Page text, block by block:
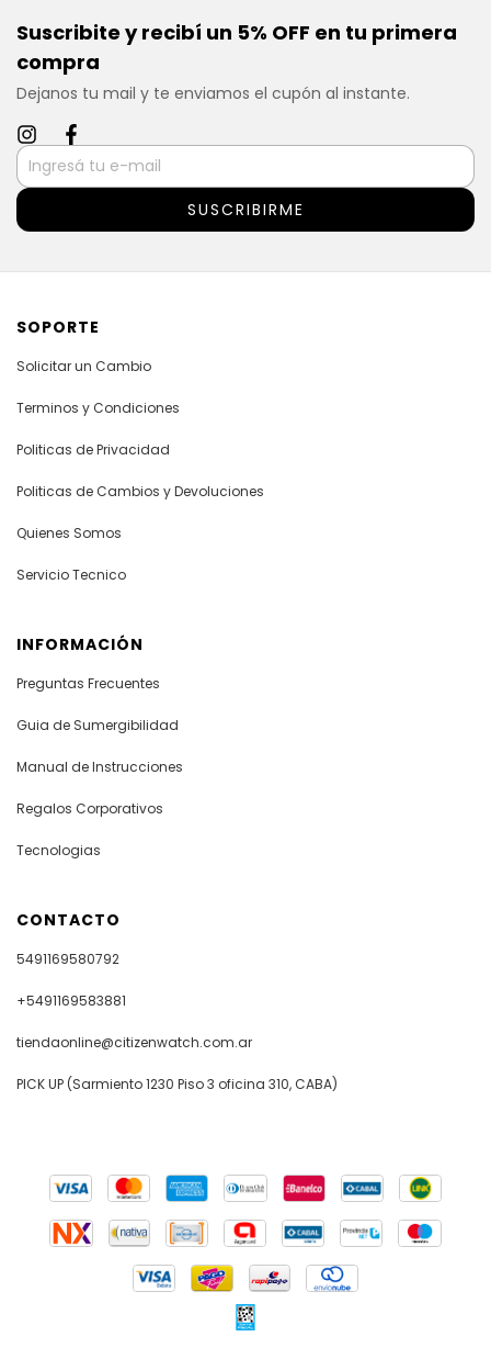
Suscribite y recibí un 5% OFF en tu primera
compra
Dejanos tu mail y te enviamos el cupón al instante.
SOPORTE
Solicitar un Cambio
Terminos y Condiciones
Politicas de Privacidad
Politicas de Cambios y Devoluciones
Quienes Somos
Servicio Tecnico
INFORMACIÓN
Preguntas Frecuentes
Guia de Sumergibilidad
Manual de Instrucciones
Regalos Corporativos
Tecnologias
CONTACTO
5491169580792
+5491169583881
tiendaonline@citizenwatch.com.ar
PICK UP (Sarmiento 1230 Piso 3 oficina 310, CABA)